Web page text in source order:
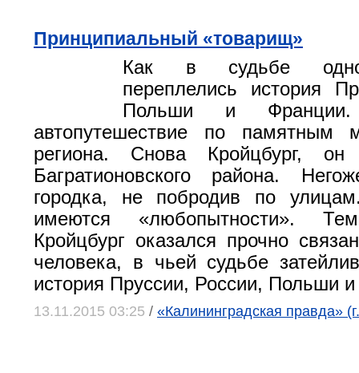
Принципиальный «товарищ»
Как в судьбе
переплелись история
Польши и Франции.
автопутешествие по памятным
региона. Снова Кройцбург,
Багратионовского района.
городка, не побродив по
имеются «любопытности».
Кройцбург оказался прочно
человека, в чьей судьбе
история Пруссии, России, Польши
13.11.2015 03:25 / «Калининградская правда»